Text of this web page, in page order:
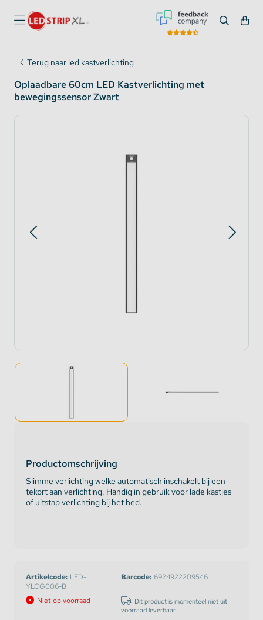
Terug naar led kastverlichting
Oplaadbare 60cm LED Kastverlichting met
bewegingssensor Zwart
Productomschrijving
Slimme verlichting welke automatisch inschakelt bij een
tekort aan verlichting. Handig in gebruik voor lade kastjes
of uitstap verlichting bij het bed.
Artikelcode: LED-
YLCG006-B
Barcode: 6924922209546
Niet op voorraad
Dit product is momenteel niet uit
voorraad leverbaar